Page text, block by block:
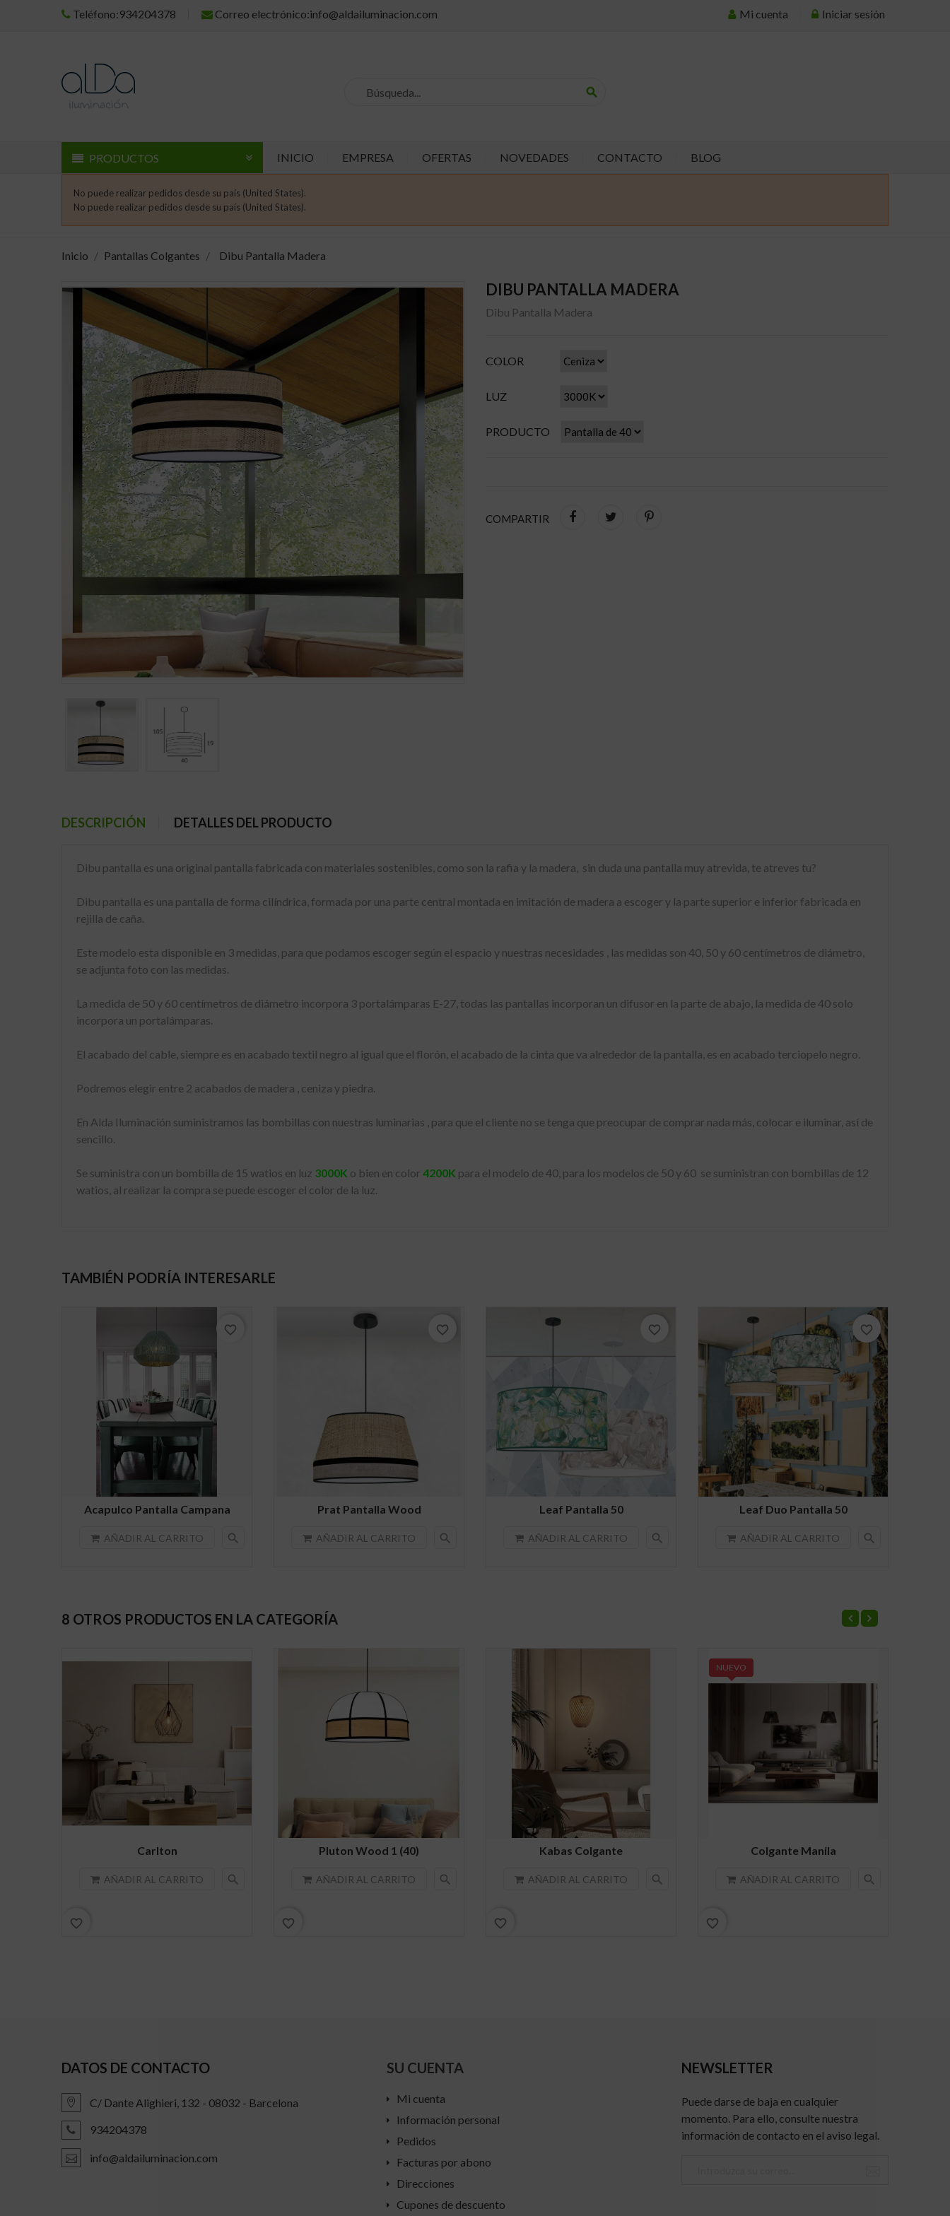
Teléfono:934204378 Correo electrónico:info@aldailuminacion.com Mi cuenta Iniciar sesión
search
PRODUCTOS INICIO EMPRESA OFERTAS NOVEDADES CONTACTO BLOG
No puede realizar pedidos desde su país (United States).
No puede realizar pedidos desde su país (United States).
Inicio Pantallas Colgantes Dibu Pantalla Madera
DIBU PANTALLA MADERA
Dibu Pantalla Madera
COLOR
LUZ
PRODUCTO
COMPARTIR
DESCRIPCIÓN DETALLES DEL PRODUCTO
Dibu pantalla es una original pantalla fabricada con materiales sostenibles, como son la rafia y la madera, sin duda una pantalla muy atrevida, te atreves tu?
Dibu pantalla es una pantalla de forma cilíndrica, formada por una parte central montada en imitación de madera a escoger y la parte superior e inferior fabricada en
rejilla de caña.
Este modelo esta disponible en 3 medidas, para que podamos escoger según el espacio y nuestras necesidades , las medidas son 40, 50 y 60 centímetros de diámetro,
se adjunta foto con las medidas.
La medida de 50 y 60 centímetros de diámetro incorpora 3 portalámparas E-27, todas las pantallas incorporan un difusor en la parte de abajo, la medida de 40 solo
incorpora un portalámparas.
El acabado del cable, siempre es en acabado textil negro al igual que el florón, el acabado de la cinta que va alrededor de la pantalla, es en acabado terciopelo negro.
Podremos elegir entre 2 acabados de madera , ceniza y piedra.
En Alda Iluminación suministramos las bombillas con nuestras luminarias , para que el cliente no se tenga que preocupar de comprar nada más, colocar e iluminar, así de
sencillo.
Se suministra con un bombilla de 15 watios en luz 3000K o bien en color 4200K para el modelo de 40, para los modelos de 50 y 60 se suministran con bombillas de 12
watios, al realizar la compra se puede escoger el color de la luz.
TAMBIÉN PODRÍA INTERESARLE
Acapulco Pantalla Campana
AÑADIR AL CARRITO search
favorite_border
Prat Pantalla Wood
AÑADIR AL CARRITO search
favorite_border
Leaf Pantalla 50
AÑADIR AL CARRITO search
favorite_border
Leaf Duo Pantalla 50
AÑADIR AL CARRITO search
favorite_border
8 OTROS PRODUCTOS EN LA CATEGORÍA
Carlton
AÑADIR AL CARRITO search
favorite_border
Pluton Wood 1 (40)
AÑADIR AL CARRITO search
favorite_border
Kabas Colgante
AÑADIR AL CARRITO search
favorite_border
Colgante Manila
AÑADIR AL CARRITO search
NUEVO
favorite_border
DATOS DE CONTACTO
C/ Dante Alighieri, 132 - 08032 - Barcelona
934204378
info@aldailuminacion.com
SU CUENTA
Mi cuenta
Información personal
Pedidos
Facturas por abono
Direcciones
Cupones de descuento
NEWSLETTER
Puede darse de baja en cualquier
momento. Para ello, consulte nuestra
información de contacto en el aviso legal.